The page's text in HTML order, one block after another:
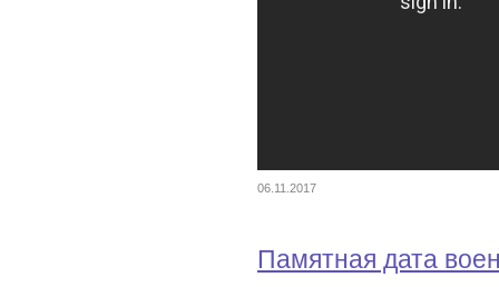
06.11.2017
Памятная дата